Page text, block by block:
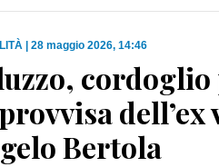
28 maggio 2026, 14:46
Bertola